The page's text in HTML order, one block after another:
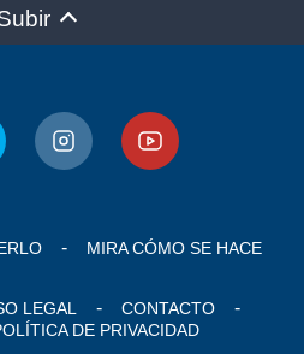
MIRA CÓMO SE HACE
LEGAL
CONTACTO
DE PRIVACIDAD